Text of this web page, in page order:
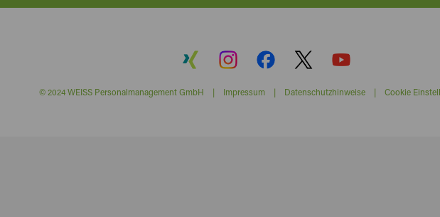
© 2024 WEISS Personalmanagement GmbH | Impressum| Datenschutzhinweise| Cookie